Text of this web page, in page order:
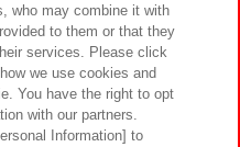
ィ サイトポリシー
クセシビリティ方針と検証結果
who may combine it with
to them or that they
services. Please click
we use cookies and
You have the right to opt
with our partners.
Information] to